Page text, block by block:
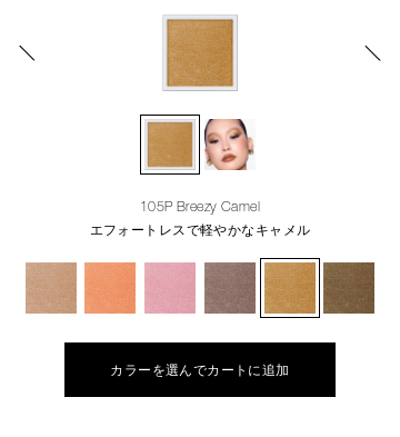
105P Breezy Camel
エフォートレスで軽やかなキャメル
カラーを選んでカートに追加